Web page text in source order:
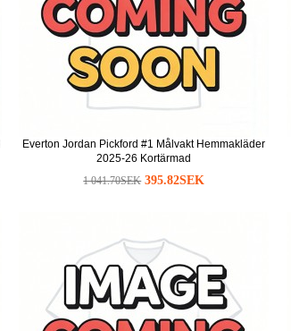
Everton Jordan Pickford #1 Målvakt Hemmakläder
2025-26 Kortärmad
1 041.70SEK 395.82SEK